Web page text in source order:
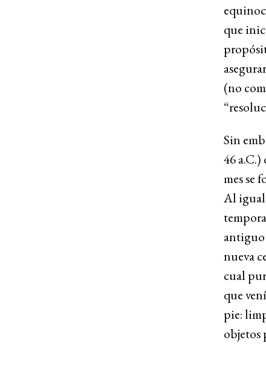
que
(no
Sin
46
mes se
Al igual
antiguo
nueva
cual
que
pie:
objetos